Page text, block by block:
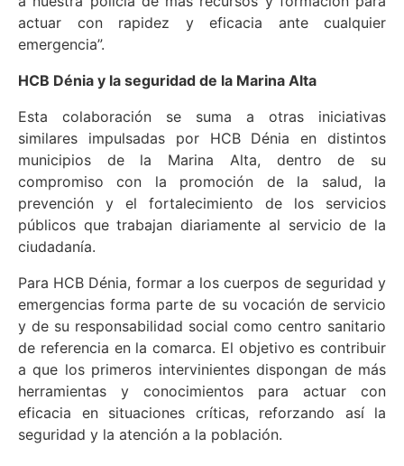
actuar con rapidez y eficacia ante cualquier
emergencia”.
HCB Dénia y la seguridad de la Marina Alta
Esta colaboración se suma a otras iniciativas
similares impulsadas por HCB Dénia en distintos
municipios de la Marina Alta, dentro de su
compromiso con la promoción de la salud, la
prevención y el fortalecimiento de los servicios
públicos que trabajan diariamente al servicio de la
ciudadanía.
Para HCB Dénia, formar a los cuerpos de seguridad y
emergencias forma parte de su vocación de servicio
y de su responsabilidad social como centro sanitario
de referencia en la comarca. El objetivo es contribuir
a que los primeros intervinientes dispongan de más
herramientas y conocimientos para actuar con
eficacia en situaciones críticas, reforzando así la
seguridad y la atención a la población.